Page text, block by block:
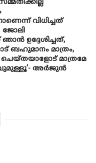
വിധിച്ചത്
ജോലി
ഉദ്ദേശിച്ചത്,
ബഹുമാനം മാത്രം,
മാത്രമേ
അർജുൻ